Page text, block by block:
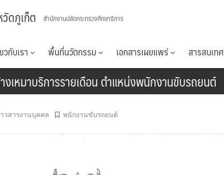
ดภูเก็ต สำนักงานปลัดกระทรวงศึกษาธิการ
วกับเรา พื้นที่นวัตกรรม เอกสารเผยแพร่ สารสนเทศ
งเหมาบริการรายเดือน ตำแหน่งพนักงานขับรถยนต์
วสารงานบุคคล พนักงานขับรถยนต์